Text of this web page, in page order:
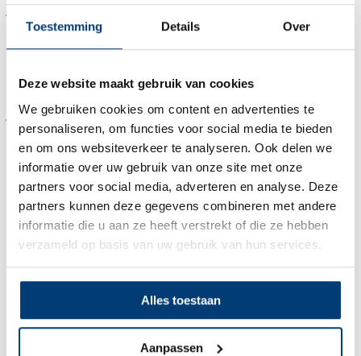
Toestemming Details Over
Deze website maakt gebruik van cookies
We gebruiken cookies om content en advertenties te
personaliseren, om functies voor social media te bieden
en om ons websiteverkeer te analyseren. Ook delen we
informatie over uw gebruik van onze site met onze
partners voor social media, adverteren en analyse. Deze
partners kunnen deze gegevens combineren met andere
informatie die u aan ze heeft verstrekt of die ze hebben
verzameld op basis van uw gebruik van hun services.
Alles toestaan
Aanpassen
je bij Solutel de keuze uit 3 formules voor telefonische permanentie.
3. Tot 24/7 telefonische permanentie
je dus niet permitteren om je klanten lang te laten wachten op een
antwoord op hun vragen.
Naast onze digitale assistentie heb je bij Solutel de keuze uit 3
formules voor telefonische permanentie, zowel tijdens de werkweek
en op zaterdagen, als24/7. Indien nodig, kan je bovendien
eenvoudig afwisselen tussen deze verschillende formules.
Solutel als contact center voor jouw
webshop?
center voor webshops. Wij weten perfect welke de verschillende
aandachtspunten zijn en zorgen er dankzij een uitgebreide
voorbereiding voor dat we op ieder scenario voorbereid zijn. En al
die tijd sta jij rechtstreeks met ons in contact via ons Solucall-